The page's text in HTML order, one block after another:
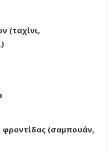
(ταχίνι,
φροντίδας (σαμπουάν,